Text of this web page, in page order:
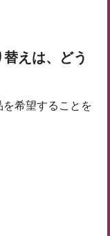
えは、どう
希望することを